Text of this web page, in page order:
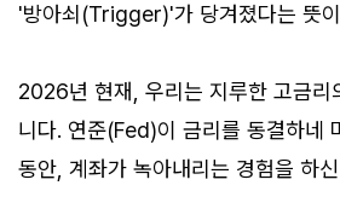
'방아쇠(Trigger)'가 당겨졌다는 뜻
2026년 현재, 우리는 지루한 고금리
니다. 연준(Fed)이 금리를 동결하네
동안, 계좌가 녹아내리는 경험을 하